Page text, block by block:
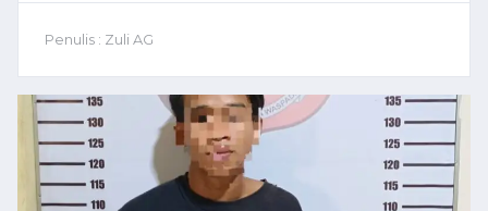
Penulis : Zuli AG